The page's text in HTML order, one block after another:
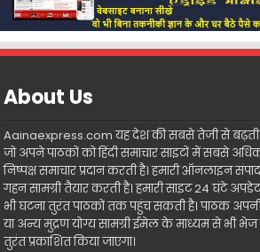
About Us
Aainaexpress.com यह देश की सबसे तेजी से बढ़ती
जो अपने पाठकों को हिंदी समाचार साइटों में सबसे
निष्पक्ष समाचार प्रदान करती है। हमारी ऑनलाइन
गहन सामग्री तैयार करती है। हमारी साइट 24 घंटे
भी घटना तुरंत पाठकों तक पहुंच सकती है। पाठक
या अन्य मुद्रण योग्य सामग्री ईमेल के माध्यम से भी
तुरंत प्रकाशित किया जाएगा।